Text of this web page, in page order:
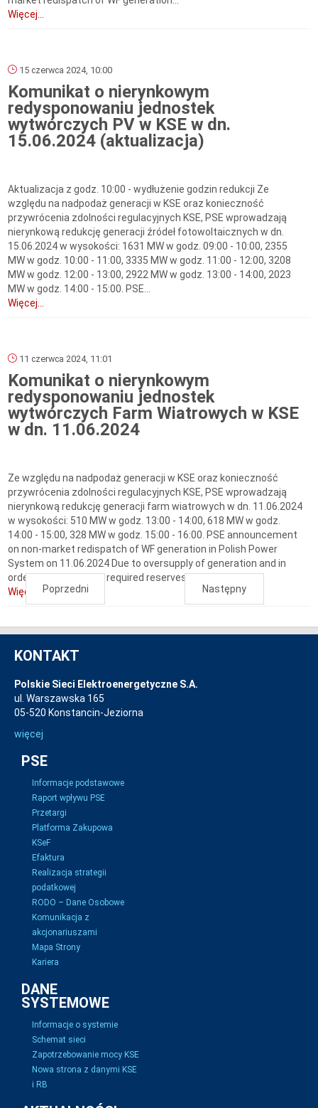
Więcej...
15 czerwca 2024, 10:00
Komunikat o nierynkowym
redysponowaniu jednostek
wytwórczych PV w KSE w dn.
15.06.2024 (aktualizacja)
Aktualizacja z godz. 10:00 - wydłużenie godzin redukcji Ze
względu na nadpodaż generacji w KSE oraz konieczność
przywrócenia zdolności regulacyjnych KSE, PSE wprowadzają
nierynkową redukcję generacji źródeł fotowoltaicznych w dn.
15.06.2024 w wysokości: 1631 MW w godz. 09:00 - 10:00, 2355
MW w godz. 10:00 - 11:00, 3335 MW w godz. 11:00 - 12:00, 3208
MW w godz. 12:00 - 13:00, 2922 MW w godz. 13:00 - 14:00, 2023
MW w godz. 14:00 - 15:00. PSE...
Więcej...
11 czerwca 2024, 11:01
Komunikat o nierynkowym
redysponowaniu jednostek
wytwórczych Farm Wiatrowych w KSE
w dn. 11.06.2024
Ze względu na nadpodaż generacji w KSE oraz konieczność
przywrócenia zdolności regulacyjnych KSE, PSE wprowadzają
nierynkową redukcję generacji farm wiatrowych w dn. 11.06.2024
w wysokości: 510 MW w godz. 13:00 - 14:00, 618 MW w godz.
14:00 - 15:00, 328 MW w godz. 15:00 - 16:00. PSE announcement
on non-market redispatch of WF generation in Polish Power
System on 11.06.2024 Due to oversupply of generation and in
order to maintain the required reserves PSE...
Więcej...Poprzedni Następny
KONTAKT
Polskie Sieci Elektroenergetyczne S.A.
ul. Warszawska 165
05-520 Konstancin-Jeziorna
więcej
PSE
Informacje podstawowe
Raport wpływu PSE
Przetargi
Platforma Zakupowa
KSeF
Efaktura
Realizacja strategii
podatkowej
RODO – Dane Osobowe
Komunikacja z
akcjonariuszami
Mapa Strony
Kariera
DANE
SYSTEMOWE
Informacje o systemie
Schemat sieci
Zapotrzebowanie mocy KSE
Nowa strona z danymi KSE
i RB